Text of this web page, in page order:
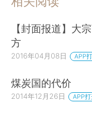
【封面报道】大
方
2016年04月08日 APP
煤炭国的代价
2014年12月26日 APP